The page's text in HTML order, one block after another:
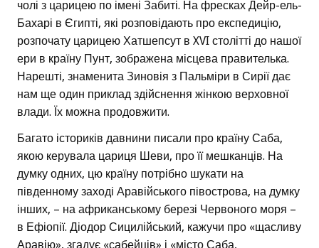
чолі з царицею по імені Забиті. На фресках Дейр-ель-
Бахарі в Єгипті, які розповідають про експедицію,
розпочату царицею Хатшепсут в XVI столітті до нашої
ери в країну Пунт, зображена місцева правителька.
Нарешті, знаменита Зиновія з Пальміри в Сирії дає
нам ще один приклад здійснення жінкою верховної
влади. Їх можна продовжити.
Багато істориків давнини писали про країну Саба,
якою керувала цариця Шеви, про її мешканців. На
думку одних, цю країну потрібно шукати на
південному заході Аравійського півострова, на думку
інших, – на африканському березі Червоного моря –
в Ефіопії. Діодор Сицилійський, кажучи про «щасливу
Аравію», згадує «сабейців» і «місто Саба,